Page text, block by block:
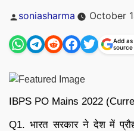
Posted
soniasharma October
Add
source
IBPS PO Mains 2022
Q1. भारत सरकार ने देश में